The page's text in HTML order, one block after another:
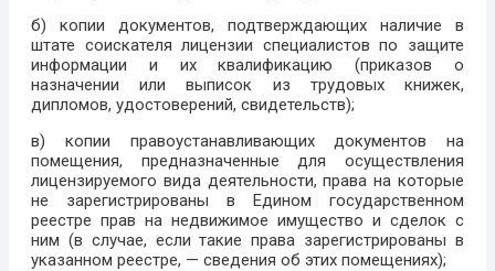
б) копии документов, подтверждающих наличие в
штате соискателя лицензии специалистов по защите
информации и их квалификацию (приказов о
назначении или выписок из трудовых книжек,
дипломов, удостоверений, свидетельств);
в) копии правоустанавливающих документов на
помещения, предназначенные для осуществления
лицензируемого вида деятельности, права на которые
не зарегистрированы в Едином государственном
реестре прав на недвижимое имущество и сделок с
ним (в случае, если такие права зарегистрированы в
указанном реестре, — сведения об этих помещениях);